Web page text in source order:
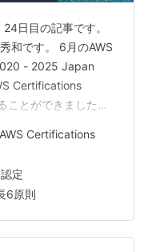
日目の記事です。
和です。 6月のAWS
- 2025 Japan
Certifications
ことができました。
All AWS
し続けた方に贈られ
表…
Certifications
定
6原則